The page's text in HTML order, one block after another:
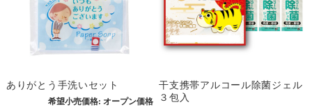
ありがとう手洗いセット
希望小売価格: オープン価格
干支携帯アルコール除菌ジェル
３包入